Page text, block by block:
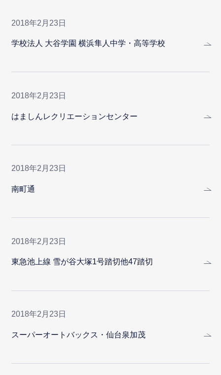
2018年2月23日
学校法人 大谷学園 横浜隼人中学・高等学校
2018年2月23日
はましんレクリエーションセンター
2018年2月23日
南町通
2018年2月23日
東急池上線 雪が谷大塚1号踏切他47踏切
2018年2月23日
スーパーオートバックス・仙台泉加茂